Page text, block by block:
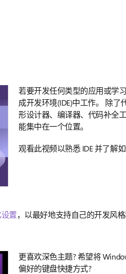
若要开发任何类型的应用或学
成开发环境(IDE)中工作。 除了
形设计器、编译器、代码补全
能集中在一个位置。
观看此视频以熟悉 IDE 并了解
置，以最好地支持自己的开发风格
更喜欢深色主题? 希望将
偏好的键盘快捷方式?